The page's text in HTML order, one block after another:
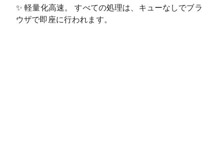
✨軽量化高速。 すべての処理は、キューなしでブラ
ウザで即座に行われます。